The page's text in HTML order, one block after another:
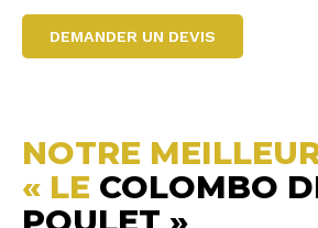
DEMANDER UN DEVIS
NOTRE
« LE COLOMBO